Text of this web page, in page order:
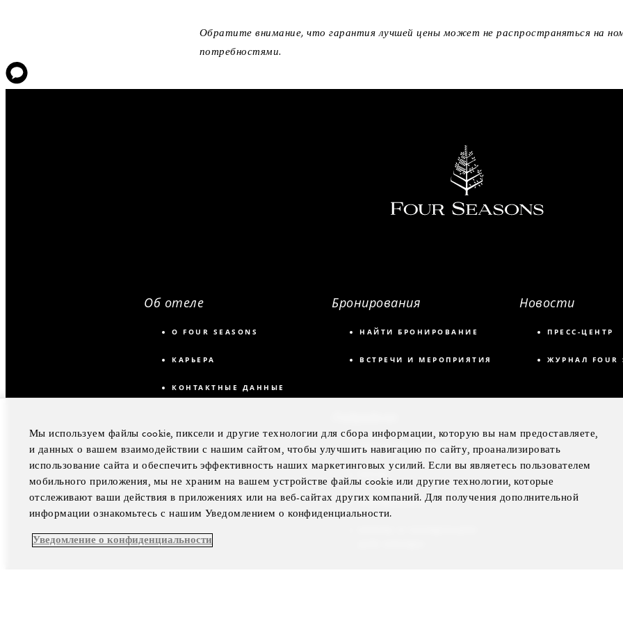
Обратите внимание, что гарантия лучшей цены может не распространяться на
потребностями.
Об отеле
О FOUR SEASONS
КАРЬЕРА
КОНТАКТНЫЕ ДАННЫЕ
Бронирования
НАЙТИ БРОНИРОВАНИЕ
ВСТРЕЧИ И МЕРОПРИЯТИЯ
Новости
ПРЕСС-ЦЕНТР
ЖУРНАЛ FOUR
ЧАСТНЫЙ САМОЛЕТ
РЕЗИДЕНЦИИ
Мы используем файлы cookie, пиксели и другие технологии для сбора информации, которую вы нам предоставляете,
и данных о вашем взаимодействии с нашим сайтом, чтобы улучшить навигацию по сайту, проанализировать
использование сайта и обеспечить эффективность наших маркетинговых усилий. Если вы являетесь пользователем
мобильного приложения, мы не храним на вашем устройстве файлы cookie или другие технологии, которые
отслеживают ваши действия в приложениях или на веб-сайтах других компаний. Для получения дополнительной
информации ознакомьтесь с нашим Уведомлением о конфиденциальности.
Уведомление о конфиденциальности